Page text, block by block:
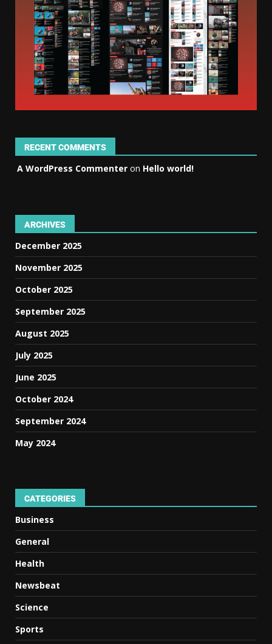
RECENT COMMENTS
A WordPress Commenter on Hello world!
ARCHIVES
December 2025
November 2025
October 2025
September 2025
August 2025
July 2025
June 2025
October 2024
September 2024
May 2024
CATEGORIES
Business
General
Health
Newsbeat
Science
Sports